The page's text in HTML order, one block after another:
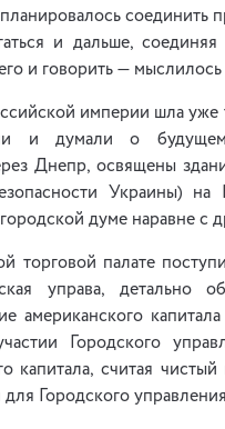
соединить
и дальше,
и говорить —
империи шла
и думали о
Днепр, освящены
Украины) на
городской думе наравне
торговой палате
управа, детально
американского
Городского
капитала, считая
Городского